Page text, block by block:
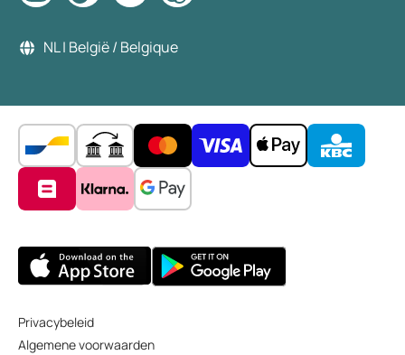
NL | België / Belgique
Privacybeleid
Algemene voorwaarden